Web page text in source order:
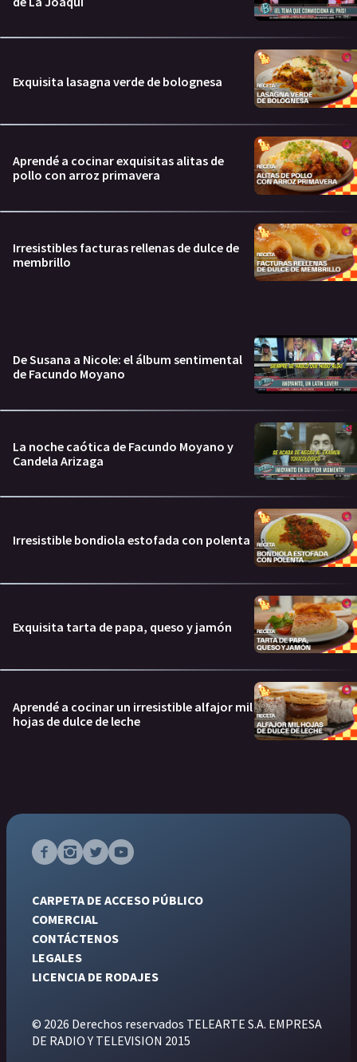
Exquisita lasagna verde de bolognesa
Aprendé a cocinar exquisitas alitas de
pollo con arroz primavera
Irresistibles facturas rellenas de dulce de
membrillo
De Susana a Nicole: el álbum sentimental
de Facundo Moyano
La noche caótica de Facundo Moyano y
Candela Arizaga
Irresistible bondiola estofada con polenta
Exquisita tarta de papa, queso y jamón
Aprendé a cocinar un irresistible alfajor mil
hojas de dulce de leche
CARPETA DE ACCESO PÚBLICO
COMERCIAL
CONTÁCTENOS
LEGALES
LICENCIA DE RODAJES
© 2026 Derechos reservados TELEARTE S.A. EMPRESA
DE RADIO Y TELEVISION 2015